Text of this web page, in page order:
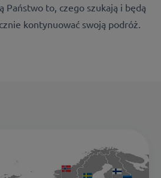
Państwo to, czego szukają i będą
kontynuować swoją podróż.